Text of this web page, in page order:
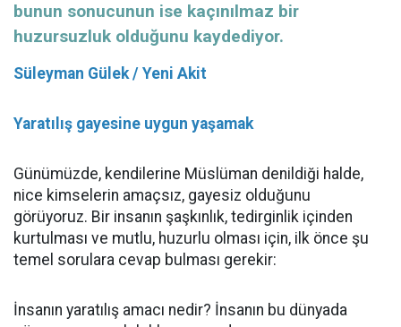
bunun sonucunun ise kaçınılmaz bir
huzursuzluk olduğunu kaydediyor.
Süleyman Gülek / Yeni Akit
Yaratılış gayesine uygun yaşamak
Günümüzde, kendilerine Müslüman denildiği halde,
nice kimselerin amaçsız, gayesiz olduğunu
görüyoruz. Bir insanın şaşkınlık, tedirginlik içinden
kurtulması ve mutlu, huzurlu olması için, ilk önce şu
temel sorulara cevap bulması gerekir:
İnsanın yaratılış amacı nedir? İnsanın bu dünyada